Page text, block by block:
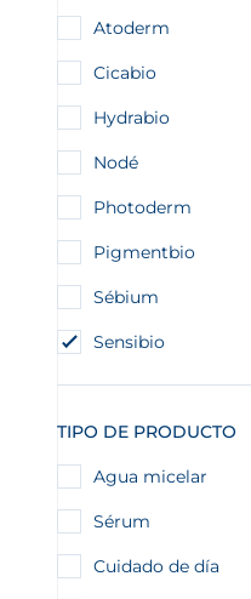
Atoderm
Cicabio
Hydrabio
Nodé
Photoderm
Pigmentbio
Sébium
Sensibio
TIPO DE PRODUCTO
Agua micelar
Sérum
Cuidado de día